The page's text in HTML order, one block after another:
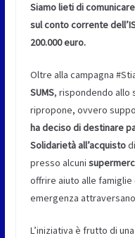
Siamo lieti di
sul conto corrente
200.000 euro.
Oltre alla campagna
SUMS, rispondendo allo
ripropone, ovvero
ha deciso di destinare
Solidarietà all’acquistodi
presso alcuni
offrire aiuto alle
emergenza
L’iniziativa è frutto di una